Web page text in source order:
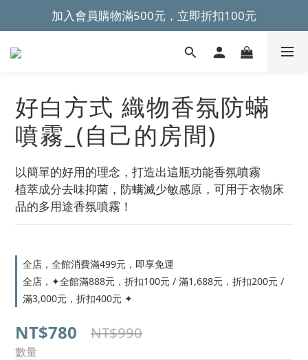
~全館滿499元免運~
加入會員購物滿500元，立即折扣100元
~全館滿499元免運~
好白方式 織物香氛防蟎
噴霧_(自己的房間)
以簡單的好用的理念，打造出這瓶功能香氛噴霧
植萃成分去味抑菌，防螨滅少敏感原，可用于衣物床
品的多用途香氛噴霧！
全店，全館消費滿499元，即享免運
全店，✦全館滿888元，折扣100元 / 滿1,688元，折扣200元 /
滿3,000元，折扣400元 ✦
NT$780 NT$990
數量